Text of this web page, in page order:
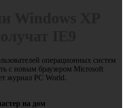
операционных систем
с новым браузером Microsoft
журнал PC World.
на дом